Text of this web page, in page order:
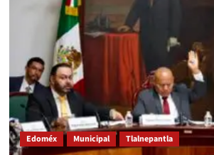
Edoméx Municipal Tlalnepantla